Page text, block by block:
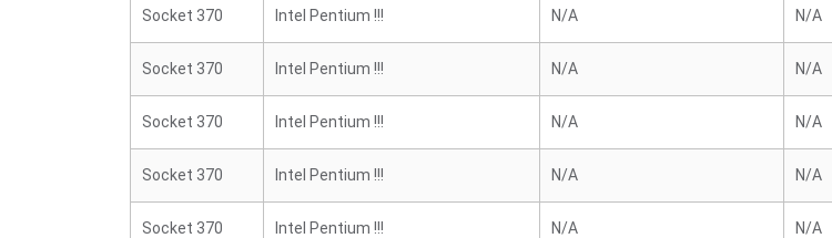
Socket 370 Intel Pentium !!! N/A N/A
Socket 370 Intel Pentium !!! N/A N/A
Socket 370 Intel Pentium !!! N/A N/A
Socket 370 Intel Pentium !!! N/A N/A
Socket 370 Intel Pentium !!! N/A N/A